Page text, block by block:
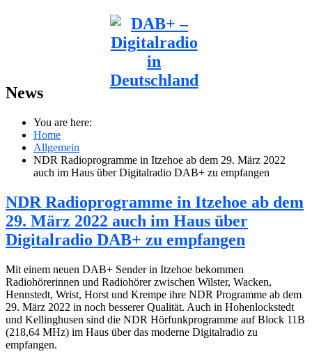
News
You are here:
Home
Allgemein
NDR Radioprogramme in Itzehoe ab dem 29. März 2022
auch im Haus über Digitalradio DAB+ zu empfangen
NDR Radioprogramme in Itzehoe ab dem
29. März 2022 auch im Haus über
Digitalradio DAB+ zu empfangen
Mit einem neuen DAB+ Sender in Itzehoe bekommen
Radiohörerinnen und Radiohörer zwischen Wilster, Wacken,
Hennstedt, Wrist, Horst und Krempe ihre NDR Programme ab dem
29. März 2022 in noch besserer Qualität. Auch in Hohenlockstedt
und Kellinghusen sind die NDR Hörfunkprogramme auf Block 11B
(218,64 MHz) im Haus über das moderne Digitalradio zu
empfangen.